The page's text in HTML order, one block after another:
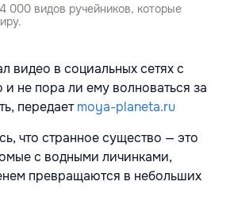
000 видов ручейников, которые
видео в социальных сетях с
и не пора ли ему волноваться за
передаетmoya-planeta.ru
что странное существо — это
с водными личинками,
превращаются в небольших